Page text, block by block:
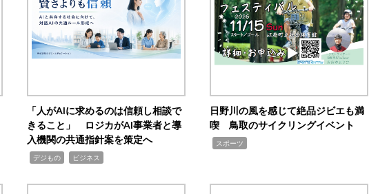
「人がAIに求めるのは信頼し相談で
きること」 ロジカがAI事業者と導
入機関の共通指針案を策定へ
デジもの ビジネス
日野川の風を感じて絶品ジビエも満
喫 鳥取のサイクリングイベント
スポーツ